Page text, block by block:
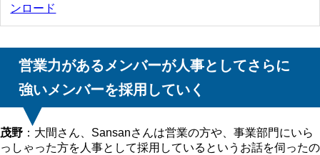
ンロード
営業力があるメンバーが人事としてさらに
強いメンバーを採用していく
茂野 ：大間さん、Sansanさんは営業の方や、事業部門にいら
っしゃった方を人事として採用しているというお話を伺ったの